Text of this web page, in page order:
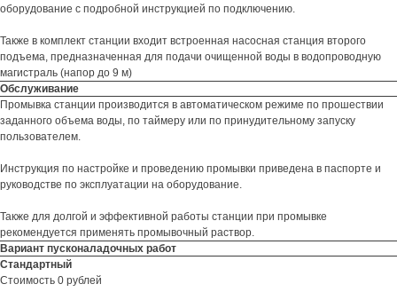
оборудование с подробной инструкцией по подключению.
Также в комплект станции входит встроенная насосная станция второго
подъема, предназначенная для подачи очищенной воды в водопроводную
магистраль (напор до 9 м)
Обслуживание
Промывка станции производится в автоматическом режиме по прошествии
заданного объема воды, по таймеру или по принудительному запуску
пользователем.
Инструкция по настройке и проведению промывки приведена в паспорте и
руководстве по эксплуатации на оборудование.
Также для долгой и эффективной работы станции при промывке
рекомендуется применять промывочный раствор.
Вариант пусконаладочных работ
Стандартный
Стоимость 0 рублей